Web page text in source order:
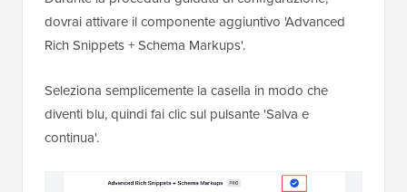
dovrai attivare il componente aggiuntivo 'Advanced
Rich Snippets + Schema Markups'.
Seleziona semplicemente la casella in modo che
diventi blu, quindi fai clic sul pulsante 'Salva e
continua'.